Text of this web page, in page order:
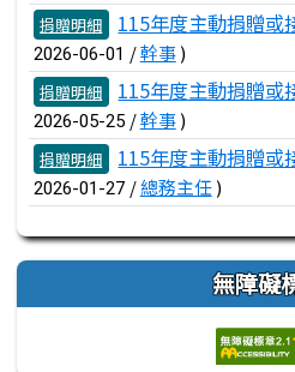
捐贈明細 115年度主動捐贈或
2026-06-01 /幹事)
捐贈明細 115年度主動捐贈或
2026-05-25 /幹事)
捐贈明細 115年度主動捐贈或
2026-01-27 /總務主任)
無障礙